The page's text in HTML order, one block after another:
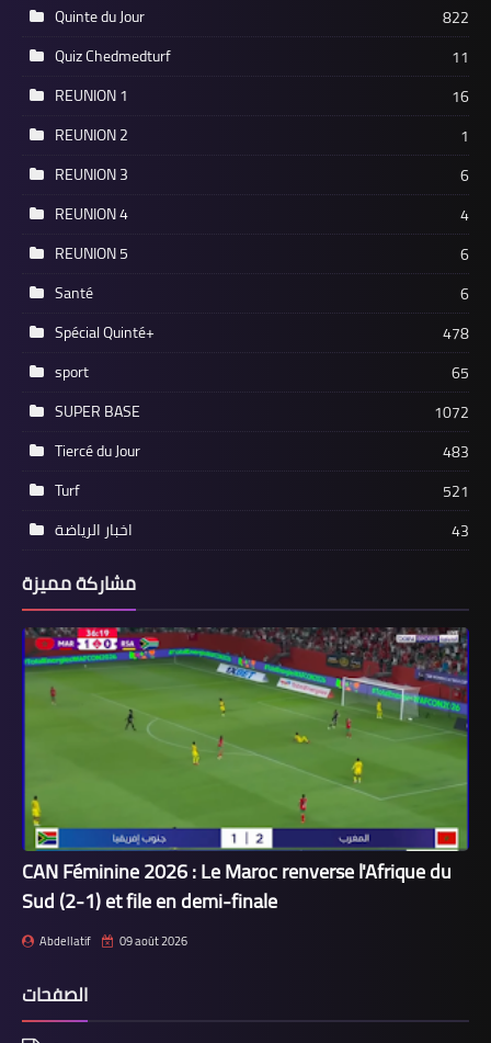
Quinte du Jour
822
Quiz Chedmedturf
11
REUNION 1
16
REUNION 2
1
REUNION 3
6
REUNION 4
4
REUNION 5
6
Santé
6
Spécial Quinté+
478
sport
65
SUPER BASE
1072
Tiercé du Jour
483
Turf
521
اخبار الرياضة
43
مشاركة مميزة
CAN Féminine 2026 : Le Maroc renverse l'Afrique du
Sud (2-1) et file en demi-finale
Abdellatif 09 août 2026
الصفحات